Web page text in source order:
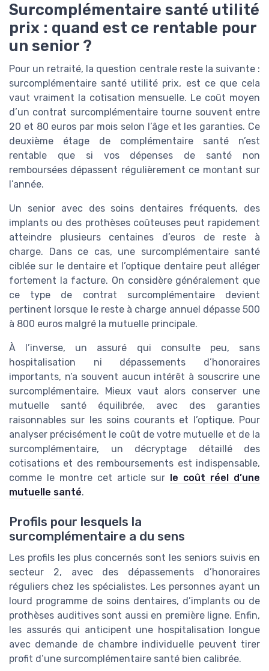
Surcomplémentaire santé utilité
prix : quand est ce rentable pour
un senior ?
Pour un retraité, la question centrale reste la suivante :
surcomplémentaire santé utilité prix, est ce que cela
vaut vraiment la cotisation mensuelle. Le coût moyen
d’un contrat surcomplémentaire tourne souvent entre
20 et 80 euros par mois selon l’âge et les garanties. Ce
deuxième étage de complémentaire santé n’est
rentable que si vos dépenses de santé non
remboursées dépassent régulièrement ce montant sur
l’année.
Un senior avec des soins dentaires fréquents, des
implants ou des prothèses coûteuses peut rapidement
atteindre plusieurs centaines d’euros de reste à
charge. Dans ce cas, une surcomplémentaire santé
ciblée sur le dentaire et l’optique dentaire peut alléger
fortement la facture. On considère généralement que
ce type de contrat surcomplémentaire devient
pertinent lorsque le reste à charge annuel dépasse 500
à 800 euros malgré la mutuelle principale.
À l’inverse, un assuré qui consulte peu, sans
hospitalisation ni dépassements d’honoraires
importants, n’a souvent aucun intérêt à souscrire une
surcomplémentaire. Mieux vaut alors conserver une
mutuelle santé équilibrée, avec des garanties
raisonnables sur les soins courants et l’optique. Pour
analyser précisément le coût de votre mutuelle et de la
surcomplémentaire, un décryptage détaillé des
cotisations et des remboursements est indispensable,
comme le montre cet article sur
le coût réel d’une
mutuelle santé.
Profils pour lesquels la
surcomplémentaire a du sens
Les profils les plus concernés sont les seniors suivis en
secteur 2, avec des dépassements d’honoraires
réguliers chez les spécialistes. Les personnes ayant un
lourd programme de soins dentaires, d’implants ou de
prothèses auditives sont aussi en première ligne. Enfin,
les assurés qui anticipent une hospitalisation longue
avec demande de chambre individuelle peuvent tirer
profit d’une surcomplémentaire santé bien calibrée.